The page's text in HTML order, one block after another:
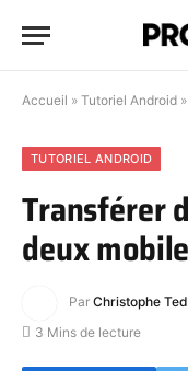
Accueil » Tutoriel Android »
TUTORIEL ANDROID
Transférer
deux
Par Christophe
3 Mins de lecture